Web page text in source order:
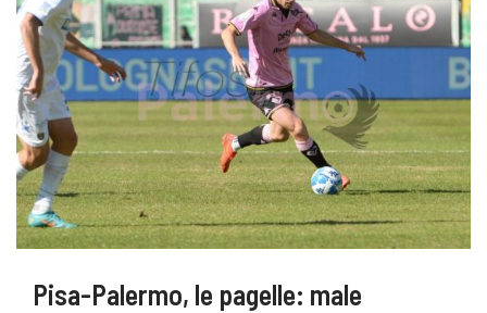
Pisa-Palermo, le pagelle: male